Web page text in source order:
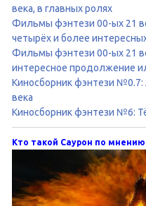
века, в главных ролях
Фильмы фэнтези 00-ых 21
четырёх и более
Фильмы фэнтези 00-ых 21
интересное продолжение
Киносборник фэнтези №0.7:
века
Киносборник фэнтези №6:
Кто такой Саурон по мнению